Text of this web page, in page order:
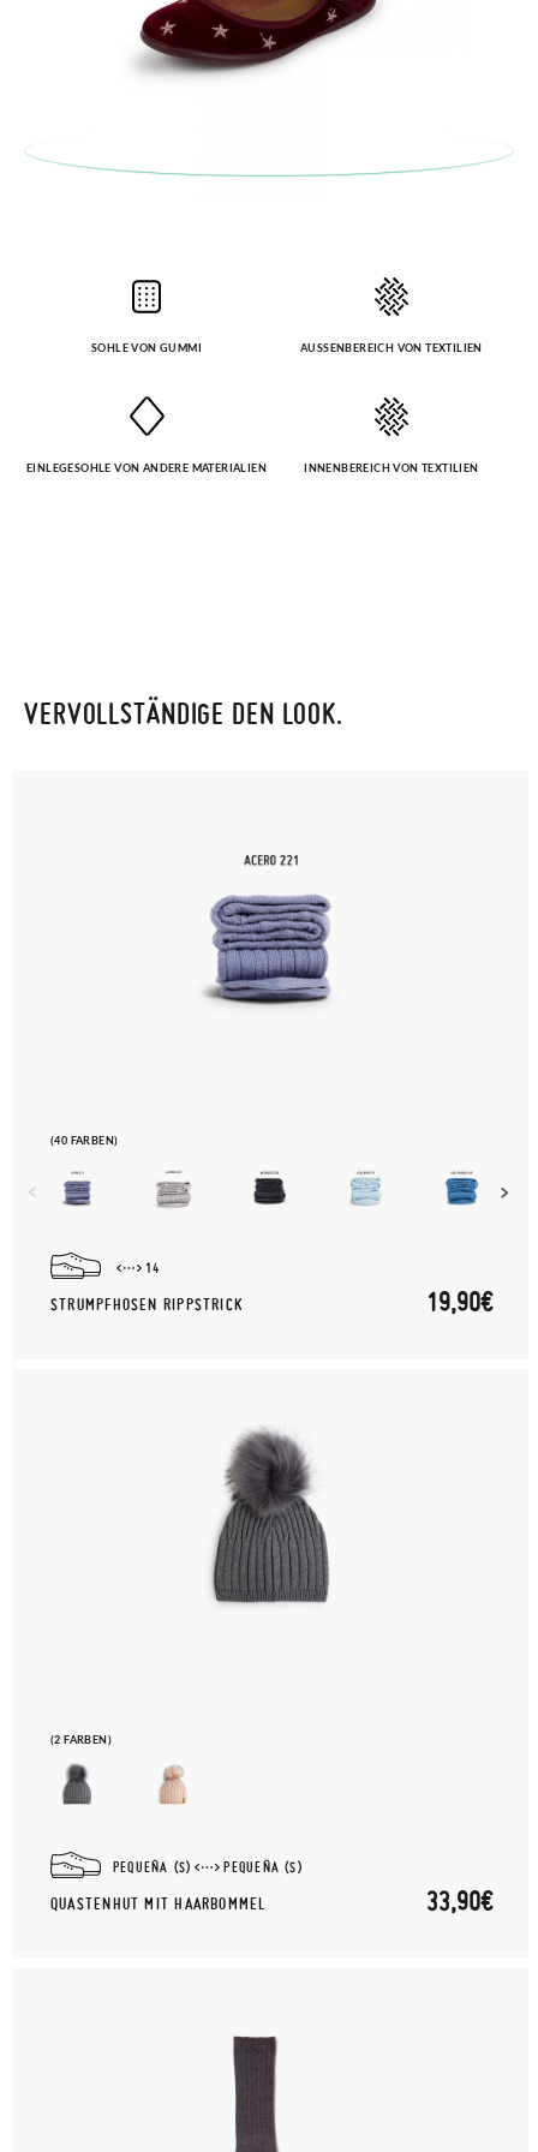
SOHLE VON GUMMI AUSSENBEREICH VON TEXTILIEN
EINLEGESOHLE VON ANDERE MATERIALIEN INNENBEREICH VON TEXTILIEN
VERVOLLSTÄNDIGE DEN LOOK.
(40 FARBEN)
14
STRUMPFHOSEN RIPPSTRICK 19,90€
(2 FARBEN)
PEQUEÑA (S) PEQUEÑA (S)
QUASTENHUT MIT HAARBOMMEL 33,90€